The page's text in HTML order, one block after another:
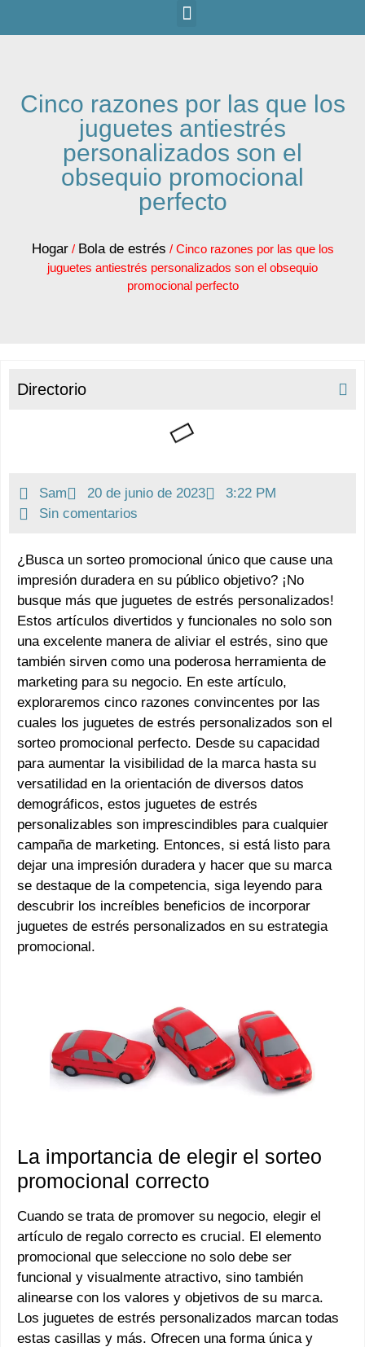
Cinco razones por las que los
juguetes antiestrés
personalizados son el
obsequio promocional
perfecto
Hogar/ Bola de estrés / Cinco razones por las que los
juguetes antiestrés personalizados son el obsequio
promocional perfecto
Directorio
Sam 20 de junio de 2023
3:22 PM
Sin comentarios
¿Busca un sorteo promocional único que cause una
impresión duradera en su público objetivo? ¡No
busque más que juguetes de estrés personalizados!
Estos artículos divertidos y funcionales no solo son
una excelente manera de aliviar el estrés, sino que
también sirven como una poderosa herramienta de
marketing para su negocio. En este artículo,
exploraremos cinco razones convincentes por las
cuales los juguetes de estrés personalizados son el
sorteo promocional perfecto. Desde su capacidad
para aumentar la visibilidad de la marca hasta su
versatilidad en la orientación de diversos datos
demográficos, estos juguetes de estrés
personalizables son imprescindibles para cualquier
campaña de marketing. Entonces, si está listo para
dejar una impresión duradera y hacer que su marca
se destaque de la competencia, siga leyendo para
descubrir los increíbles beneficios de incorporar
juguetes de estrés personalizados en su estrategia
promocional.
La importancia de elegir el sorteo
promocional correcto
Cuando se trata de promover su negocio, elegir el
artículo de regalo correcto es crucial. El elemento
promocional que seleccione no solo debe ser
funcional y visualmente atractivo, sino también
alinearse con los valores y objetivos de su marca.
Los juguetes de estrés personalizados marcan todas
estas casillas y más. Ofrecen una forma única y